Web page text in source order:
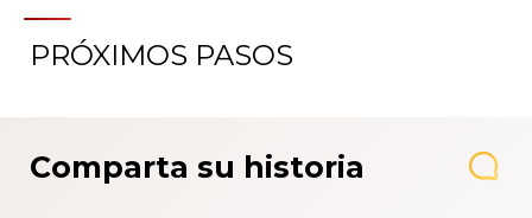
PRÓXIMOS PASOS
Comparta su historia